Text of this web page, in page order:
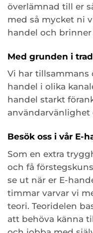
överlämnad till er
med så mycket ni
handel och
Med grunden i
Vi har tillsammans
handel i olika
handel starkt
Besök oss i vår E-
Som en extra
och få
se ut när er E-
timmar varvar vi
teori. Teoridelen
att behöva känna